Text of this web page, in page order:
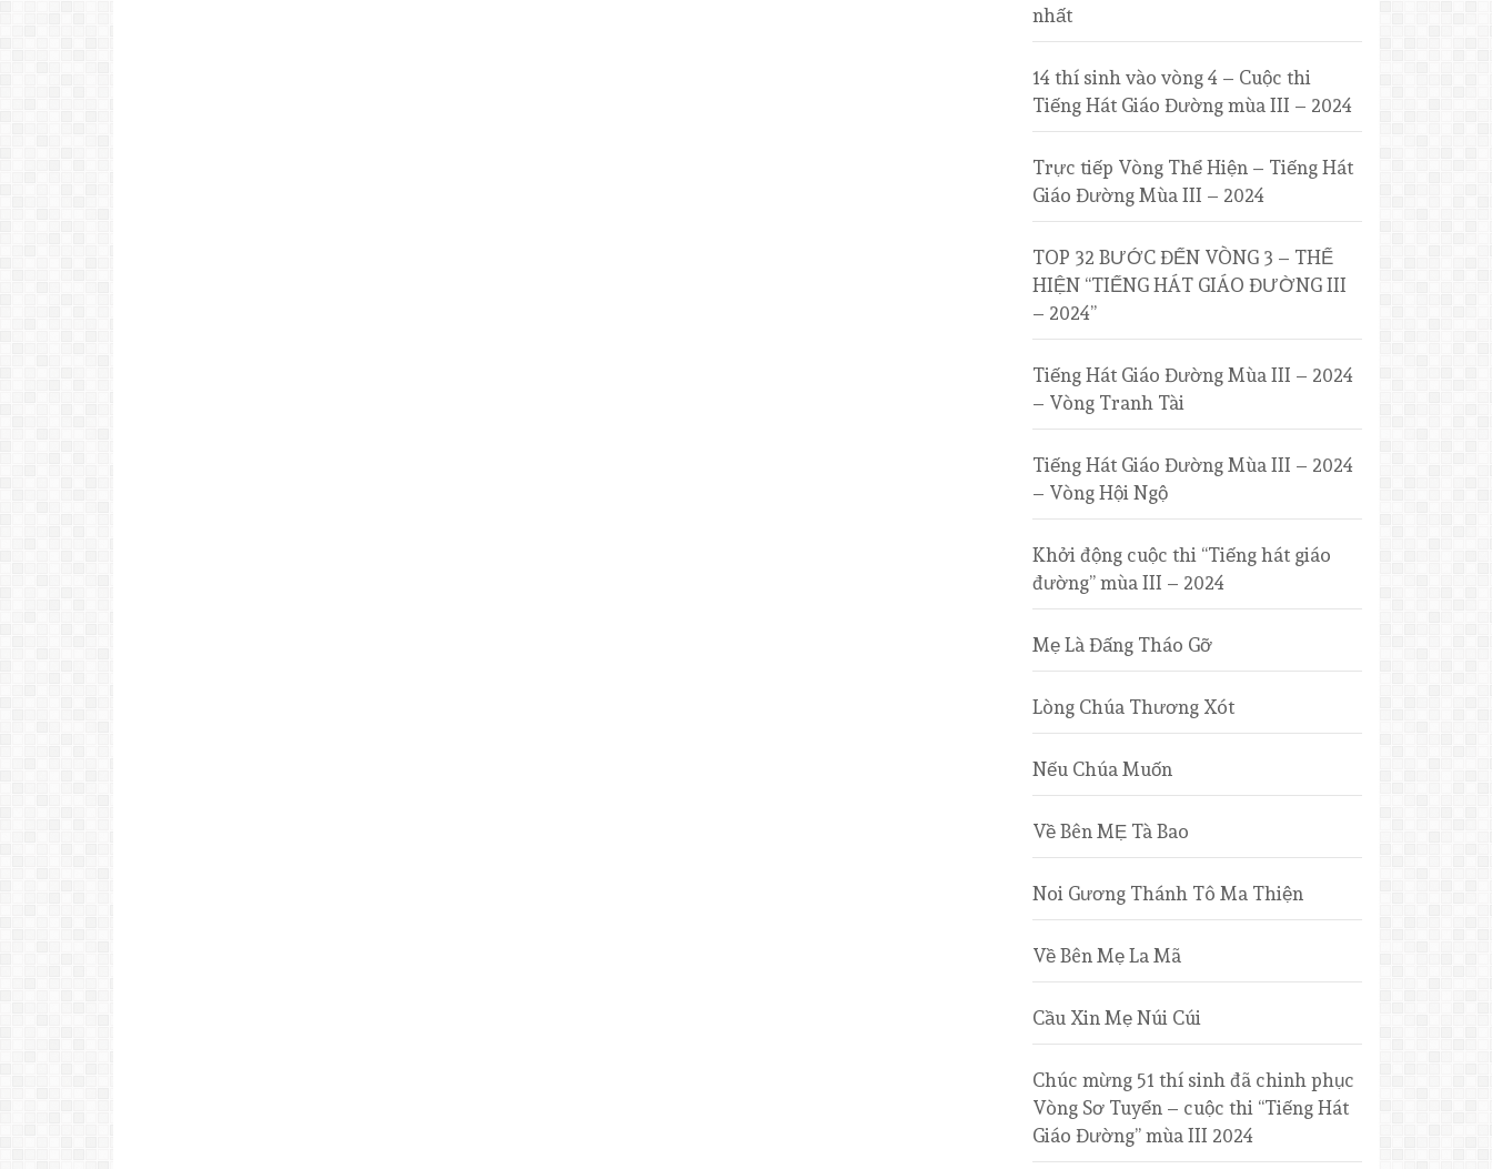
nhất
14 thí sinh vào vòng 4 – Cuộc thi
Tiếng Hát Giáo Đường mùa III – 2024
Trực tiếp Vòng Thể Hiện – Tiếng Hát
Giáo Đường Mùa III – 2024
TOP 32 BƯỚC ĐẾN VÒNG 3 – THỂ
HIỆN “TIẾNG HÁT GIÁO ĐƯỜNG III
– 2024”
Tiếng Hát Giáo Đường Mùa III – 2024
– Vòng Tranh Tài
Tiếng Hát Giáo Đường Mùa III – 2024
– Vòng Hội Ngộ
Khởi động cuộc thi “Tiếng hát giáo
đường” mùa III – 2024
Mẹ Là Đấng Tháo Gỡ
Lòng Chúa Thương Xót
Nếu Chúa Muốn
Về Bên MẸ Tà Bao
Noi Gương Thánh Tô Ma Thiện
Về Bên Mẹ La Mã
Cầu Xin Mẹ Núi Cúi
Chúc mừng 51 thí sinh đã chinh phục
Vòng Sơ Tuyển – cuộc thi “Tiếng Hát
Giáo Đường” mùa III 2024